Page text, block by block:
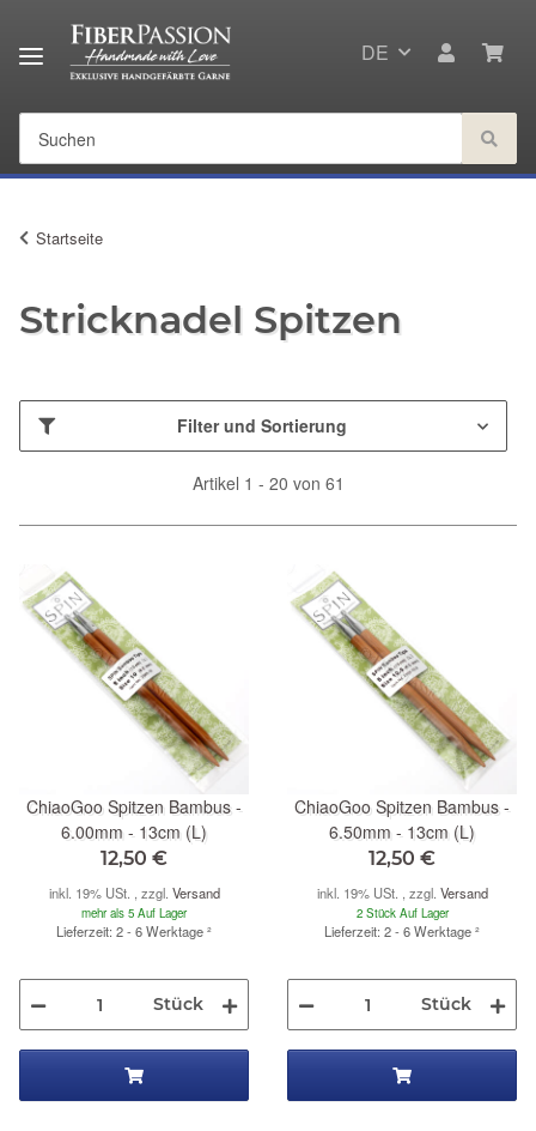
DE
Startseite
Stricknadel Spitzen
Filter und Sortierung
Artikel 1 - 20 von 61
ChiaoGoo Spitzen Bambus -
6.00mm - 13cm (L)
12,50 €
inkl. 19% USt. , zzgl. Versand
mehr als 5 Auf Lager
Lieferzeit: 2 - 6 Werktage²
Stück
ChiaoGoo Spitzen Bambus -
6.50mm - 13cm (L)
12,50 €
inkl. 19% USt. , zzgl. Versand
2 Stück Auf Lager
Lieferzeit: 2 - 6 Werktage²
Stück